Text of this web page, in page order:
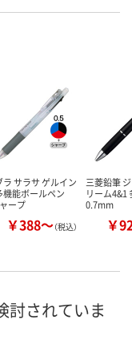
ラ サラサ ゲルイン
機能ボールペン
ープ
￥388～（税込）
三菱鉛筆
リーム4&1
0.7mm
￥
討されていま